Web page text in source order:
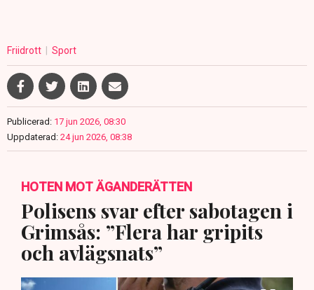
Friidrott Sport
Publicerad: 17 jun 2026, 08:30
Uppdaterad: 24 jun 2026, 08:38
HOTEN MOT ÄGANDERÄTTEN
Polisens svar efter sabotagen i
Grimsås: ”Flera har gripits
och avlägsnats”